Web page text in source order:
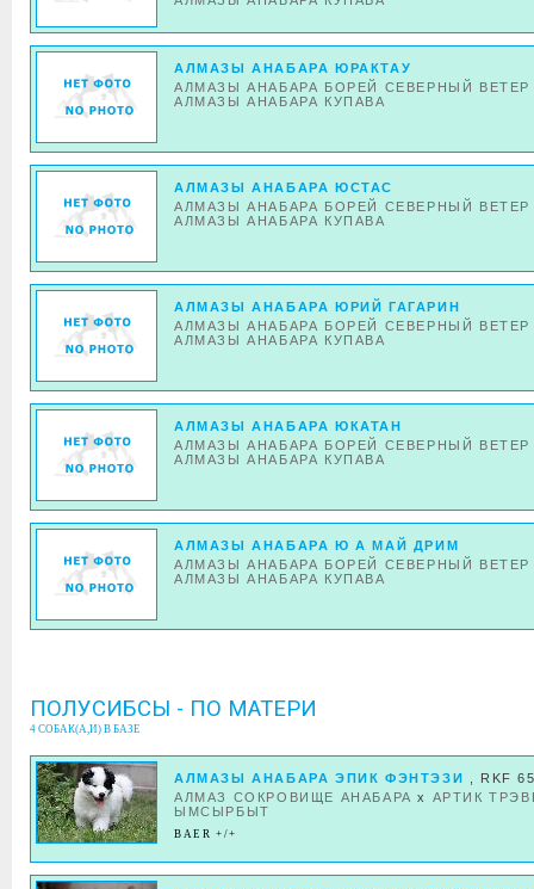
АЛМАЗЫ АНАБАРА ЮРАКТАУ
АЛМАЗЫ АНАБАРА БОРЕЙ СЕВЕРНЫЙ ВЕТЕР
АЛМАЗЫ АНАБАРА КУПАВА
АЛМАЗЫ АНАБАРА ЮСТАС
АЛМАЗЫ АНАБАРА БОРЕЙ СЕВЕРНЫЙ ВЕТЕР
АЛМАЗЫ АНАБАРА КУПАВА
АЛМАЗЫ АНАБАРА ЮРИЙ ГАГАРИН
АЛМАЗЫ АНАБАРА БОРЕЙ СЕВЕРНЫЙ ВЕТЕР
АЛМАЗЫ АНАБАРА КУПАВА
АЛМАЗЫ АНАБАРА ЮКАТАН
АЛМАЗЫ АНАБАРА БОРЕЙ СЕВЕРНЫЙ ВЕТЕР
АЛМАЗЫ АНАБАРА КУПАВА
АЛМАЗЫ АНАБАРА Ю А МАЙ ДРИМ
АЛМАЗЫ АНАБАРА БОРЕЙ СЕВЕРНЫЙ ВЕТЕР
АЛМАЗЫ АНАБАРА КУПАВА
ПОЛУСИБСЫ - ПО МАТЕРИ
4 СОБАК(А,И) В БАЗЕ
АЛМАЗЫ АНАБАРА ЭПИК ФЭНТЭЗИ
, RKF
АЛМАЗ СОКРОВИЩЕ АНАБАРА x АРТИК
ЫМСЫРБЫТ
BAER +/+